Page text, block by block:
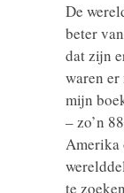
De
beter
dat zijn
waren
mijn
– zo’n
Amerika
te